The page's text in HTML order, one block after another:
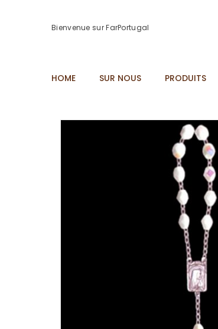
Bienvenue sur FarPortugal
HOME SUR NOUS PRODUITS